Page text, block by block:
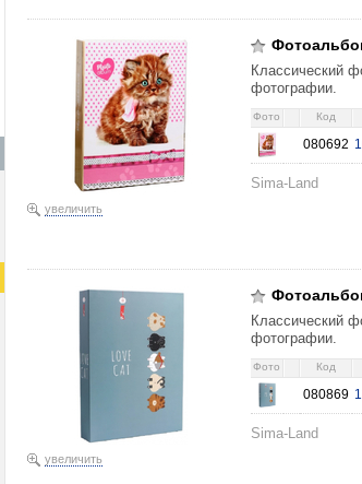
увеличить
Классический
фотографии.
Фото Код
080692
Sima-Land
увеличить
Классический
фотографии.
Фото Код
080869
Sima-Land